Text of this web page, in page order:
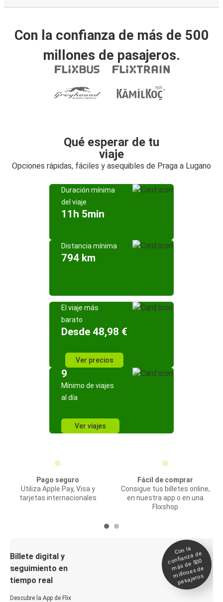
Con la confianza de más de 500
millones de pasajeros.
Qué esperar de tu
viaje
Opciones rápidas, fáciles y asequibles de Praga a Lugano
Duración mínima
del viaje
11h 5min
Distancia mínima
794 km
El viaje más
barato
Desde 48,98 €
Ver precios
9
Mínimo de viajes
al día
Ver viajes
Pago seguro
Utiliza Apple Pay, Visa y
tarjetas internacionales
Fácil de comprar
Consigue tus billetes online,
en nuestra app o en una
Flixshop
Billete digital y
seguimiento en
tiempo real
Descubre la App de Flix
Con la
confianza de
más de 500
millones de
pasajeros